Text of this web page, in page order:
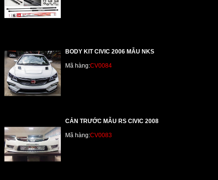
BODY KIT CIVIC 2006 MẪU NKS
Mã hàng:CV0084
CẢN TRƯỚC MẪU RS CIVIC 2008
Mã hàng:CV0083